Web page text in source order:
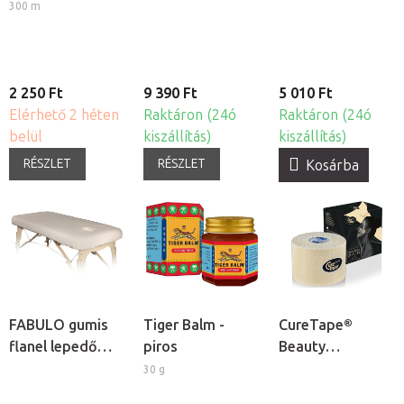
nemszőtt
300 m
2 250 Ft
Elérhető 2 héten
belül
RÉSZLET
9 390 Ft
Raktáron (24ó
kiszállítás)
RÉSZLET
5 010 Ft
Raktáron (24ó
kiszállítás)
Kosárba
FABULO gumis
flanel lepedő
Tiger Balm -
piros
30 g
CureTape®
Beauty